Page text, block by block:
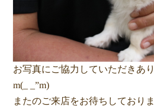
お写真にご協力していただきあ
m(_ _”m)
またのご来店をお待ちしており